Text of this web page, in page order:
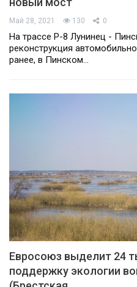
Май 28, 2021 130 0
На трассе Р-8 Лунинец -
реконструкция
ранее, в Пинском…
Евросоюз выделит 24
поддержку экологии